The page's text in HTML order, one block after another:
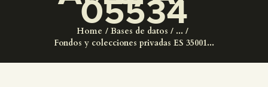
05534
Home Bases de datos
...
Fondos y colecciones privadas ES 35001...
EL MUSEO